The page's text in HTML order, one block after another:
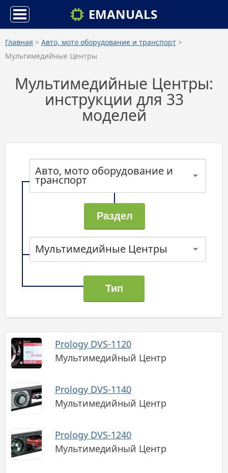
EMANUALS
Главная > Авто, мото оборудование и транспорт >
Мультимедийные Центры
Мультимедийные Центры:
инструкции для 33
моделей
Авто, мото оборудование и
транспорт
Мультимедийные Центры
Prology DVS-1120
Мультимедийный Центр
Prology DVS-1140
Мультимедийный Центр
Prology DVS-1240
Мультимедийный Центр